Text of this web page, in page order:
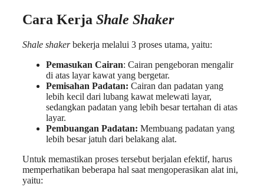
Cara Kerja Shale Shaker
Shale shakerbekerja melalui 3 proses utama, yaitu:
Pemasukan Cairan: Cairan pengeboran mengalir
di atas layar kawat yang bergetar.
Pemisahan Padatan: Cairan dan padatan yang
lebih kecil dari lubang kawat melewati layar,
sedangkan padatan yang lebih besar tertahan di atas
layar.
Pembuangan Padatan: Membuang padatan yang
lebih besar jatuh dari belakang alat.
Untuk memastikan proses tersebut berjalan efektif, harus
memperhatikan beberapa hal saat mengoperasikan alat ini,
yaitu: